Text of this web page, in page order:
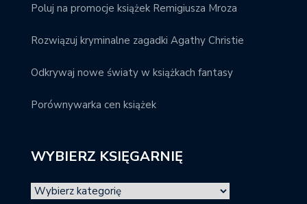
Poluj na promocje książek Remigiusza Mroza
Rozwiązuj kryminalne zagadki Agathy Christie
Odkrywaj nowe światy w książkach fantasy
Porównywarka cen książek
WYBIERZ KSIĘGARNIĘ